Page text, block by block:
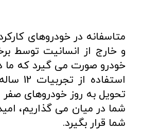
متاسفانه در خودروهای
و خارج از انسانیت توسط
خودرو صورت می گیرد که ما
تحویل به روز خودروهای صفر
شما در میان می گذاریم،
شما قرار بگیرد.